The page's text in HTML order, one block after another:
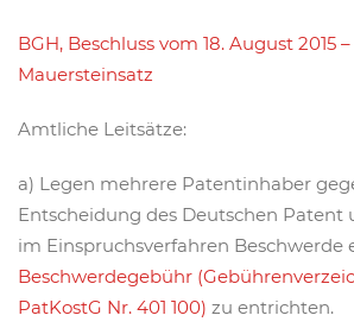
BGH, Beschluss vom 18. August 2015 –
Mauersteinsatz
Amtliche Leitsätze:
a) Legen mehrere Patentinhaber
Entscheidung des Deutschen Patent
im Einspruchsverfahren Beschwerde
Beschwerdegebühr
PatKostG Nr. 401 100) zu entrichten.